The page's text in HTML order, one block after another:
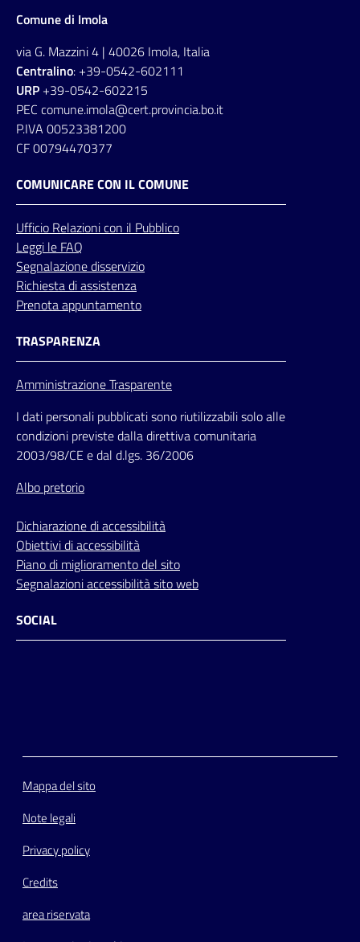
Comune di Imola
via G. Mazzini 4 | 40026 Imola, Italia
Centralino: +39-0542-602111
URP +39-0542-602215
PEC comune.imola@cert.provincia.bo.it
P.IVA 00523381200
CF 00794470377
COMUNICARE CON IL COMUNE
Ufficio Relazionicon il Pubblico
Leggi le FAQ
Segnalazione disservizio
Richiesta di assistenza
Prenota appuntamento
TRASPARENZA
Amministrazione Trasparente
I dati personali pubblicati sono riutilizzabili solo alle
condizioni previste dalla direttiva comunitaria
2003/98/CE e dal d.lgs. 36/2006
Albo pretorio
Dichiarazione di accessibilità
Obiettivi di accessibilità
Piano di miglioramento del sito
Segnalazioni accessibilità sito web
SOCIAL
Mappa del sito
Note legali
Privacy policy
Credits
area riservata